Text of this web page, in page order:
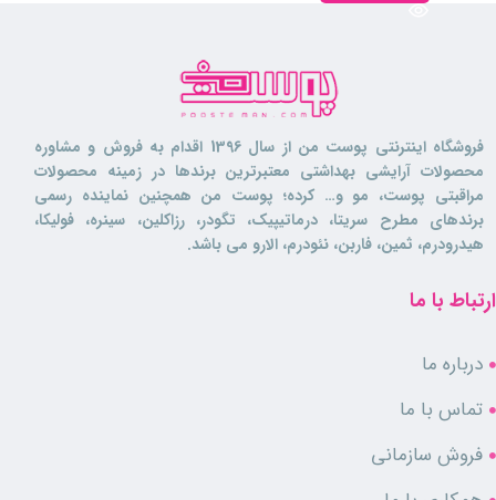
فروشگاه اینترنتی پوست من از سال 1396 اقدام به فروش و مشاوره
محصولات آرایشی بهداشتی معتبرترین برندها در زمینه محصولات
مراقبتی پوست، مو و… کرده؛ پوست من همچنین نماینده رسمی
برندهای مطرح سریتا، درماتیپیک، تگودر، رزاکلین، سینره، فولیکا،
هیدرودرم، ثمین، فاربن، نئودرم، الارو می باشد.
ارتباط با ما
درباره ما
تماس با ما
فروش سازمانی